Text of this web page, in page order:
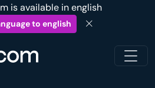
is available in english
to english